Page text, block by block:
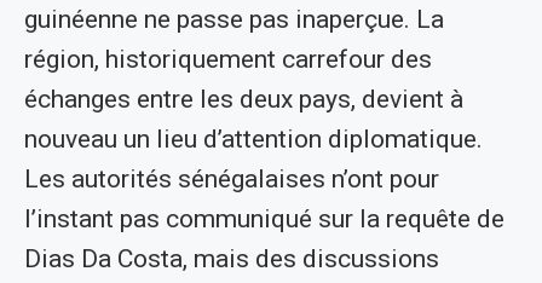
guinéenne ne passe pas inaperçue. La
région, historiquement carrefour des
échanges entre les deux pays, devient à
nouveau un lieu d’attention diplomatique.
Les autorités sénégalaises n’ont pour
l’instant pas communiqué sur la requête de
Dias Da Costa, mais des discussions